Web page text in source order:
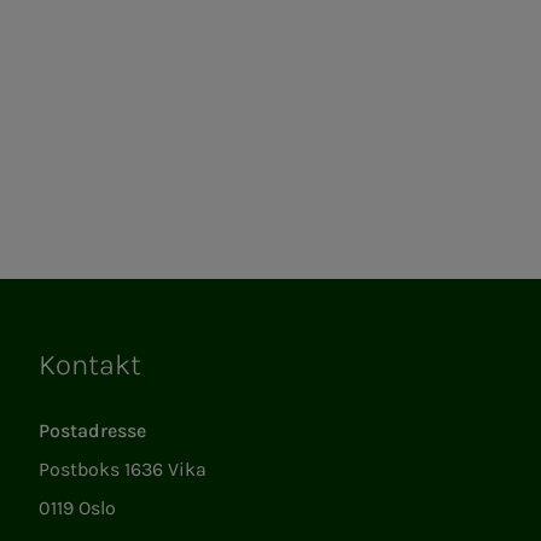
Kontakt
Postadresse
Postboks 1636 Vika
0119 Oslo